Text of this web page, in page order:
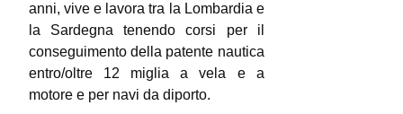
anni, vive e lavora tra la Lombardia e
la Sardegna tenendo corsi per il
conseguimento della patente nautica
entro/oltre 12 miglia a vela e a
motore e per navi da diporto.